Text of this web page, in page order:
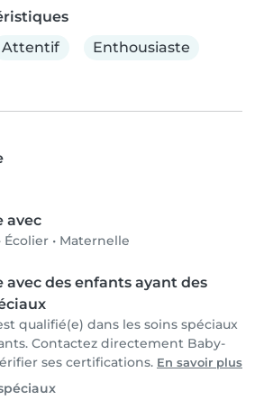
Attentif Enthousiaste
avec
Écolier • Maternelle
avec des enfants ayant des
qualifié(e) dans les soins spéciaux
Contactez directement Baby-
ses certifications. En savoir plus